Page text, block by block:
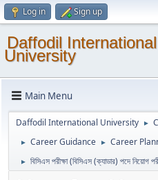
Log in Sign up
Daffodil International
University
Main Menu
Daffodil International University ►
► Career Guidance ► Career
► বিসিএস পরীক্ষা (বিসিএস (ক্যাডার) পদে নিয়োগ